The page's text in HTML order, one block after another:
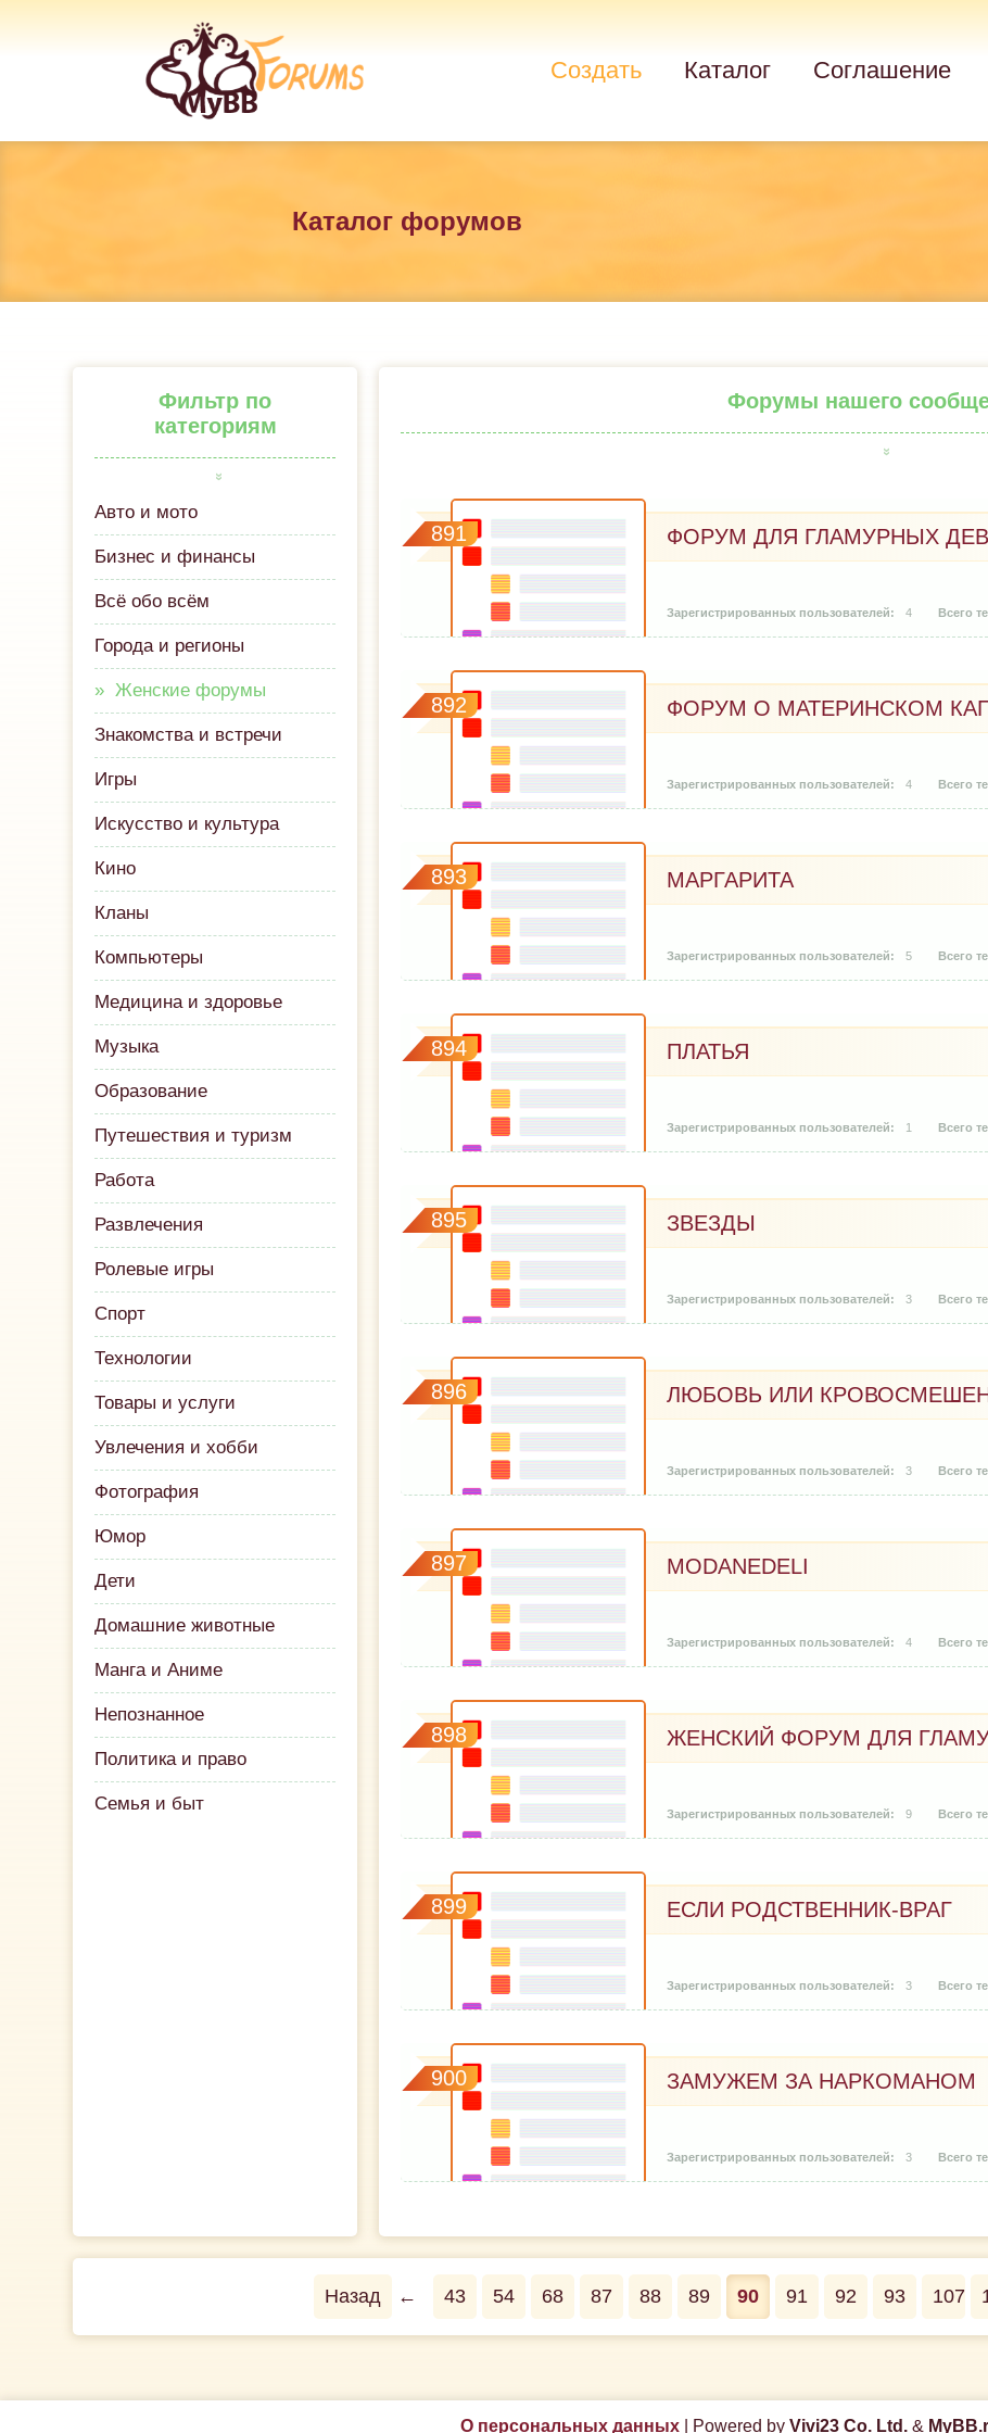
Создать Каталог Соглашение
Каталог форумов
Фильтр по
категориям
Авто и мото
Бизнес и финансы
Всё обо всём
Города и регионы
Женские форумы
Знакомства и встречи
Игры
Искусство и культура
Кино
Кланы
Компьютеры
Медицина и здоровье
Музыка
Образование
Путешествия и туризм
Работа
Развлечения
Ролевые игры
Спорт
Технологии
Товары и услуги
Увлечения и хобби
Фотография
Юмор
Дети
Домашние животные
Манга и Аниме
Непознанное
Политика и право
Семья и быт
Форумы нашего
891 ФОРУМ ДЛЯ ГЛАМУРНЫХ
4
892 ФОРУМ О МАТЕРИНСКОМ
4
893 МАРГАРИТА
5
894 ПЛАТЬЯ
1
895 ЗВЕЗДЫ
3
896 ЛЮБОВЬ ИЛИ
3
897 MODANEDELI
4
898 ЖЕНСКИЙ ФОРУМ ДЛЯ
9
899 ЕСЛИ РОДСТВЕННИК-ВРАГ
3
900 ЗАМУЖЕМ ЗА НАРКОМАНОМ
3
Назад ← 43 54 68 87 88 89 90 91 92 93 107
О персональных данных| Powered by Vivi23 Co. Ltd.&